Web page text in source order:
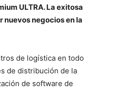
ULTRA. La exitosa
negocios en la
de logística en todo
de distribución de la
de software de